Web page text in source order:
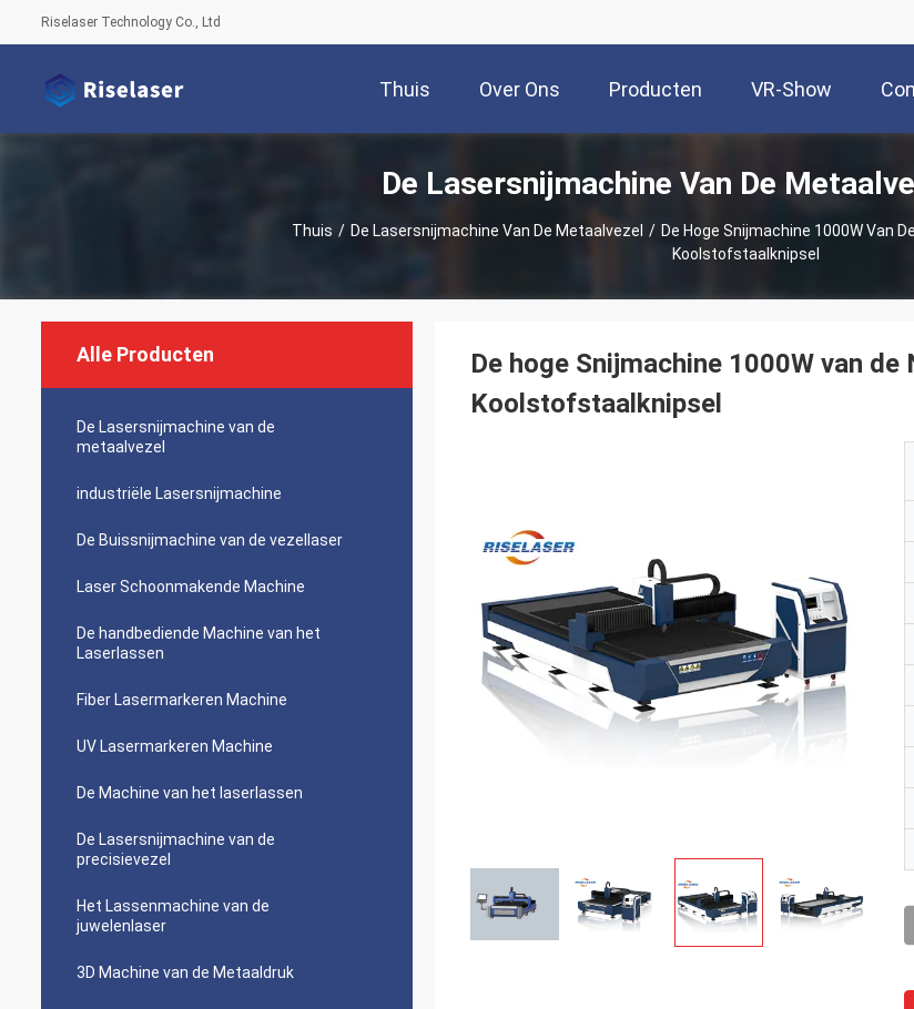
Riselaser Technology Co., Ltd
Thuis Over Ons Producten VR-Show
De Lasersnijmachine Van De
Thuis / De Lasersnijmachine Van De Metaalvezel / De Hoge Snijmachine 1000W Van
Koolstofstaalknipsel
Alle Producten
De Lasersnijmachine van de
metaalvezel
industriële Lasersnijmachine
De Buissnijmachine van de vezellaser
Laser Schoonmakende Machine
De handbediende Machine van het
Laserlassen
Fiber Lasermarkeren Machine
UV Lasermarkeren Machine
De Machine van het laserlassen
De Lasersnijmachine van de
precisievezel
Het Lassenmachine van de
juwelenlaser
3D Machine van de Metaaldruk
De hoge Snijmachine 1000W van
Koolstofstaalknipsel